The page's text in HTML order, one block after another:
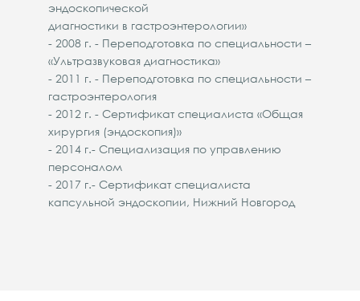
эндоскопической
диагностики в гастроэнтерологии»
- 2008 г. - Переподготовка по специальности –
«Ультразвуковая диагностика»
- 2011 г. - Переподготовка по специальности –
гастроэнтерология
- 2012 г. - Сертификат специалиста «Общая
хирургия (эндоскопия)»
- 2014 г.- Специализация по управлению
персоналом
- 2017 г.- Сертификат специалиста
капсульной эндоскопии, Нижний Новгород